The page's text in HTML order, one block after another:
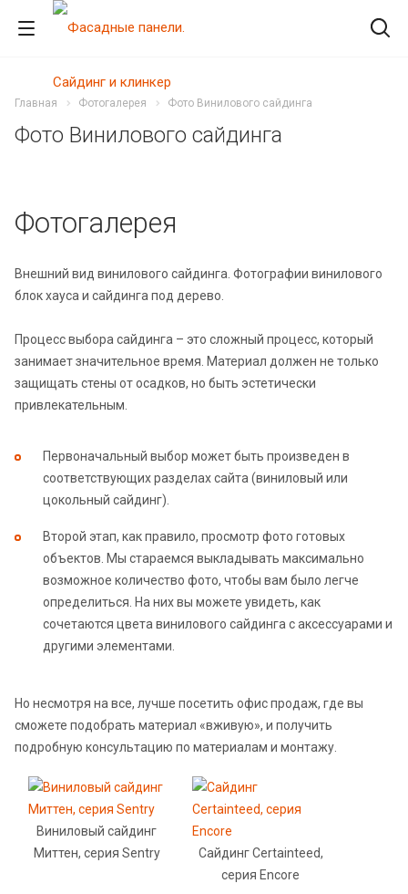
Главная Фотогалерея Фото Винилового сайдинга
Фото Винилового сайдинга
Фотогалерея
Внешний вид винилового сайдинга. Фотографии винилового
блок хауса и сайдинга под дерево.
Процесс выбора сайдинга – это сложный процесс, который
занимает значительное время. Материал должен не только
защищать стены от осадков, но быть эстетически
привлекательным.
Первоначальный выбор может быть произведен в
соответствующих разделах сайта (виниловый или
цокольный сайдинг).
Второй этап, как правило, просмотр фото готовых
объектов. Мы стараемся выкладывать максимально
возможное количество фото, чтобы вам было легче
определиться. На них вы можете увидеть, как
сочетаются цвета винилового сайдинга с аксессуарами и
другими элементами.
Но несмотря на все, лучше посетить офис продаж, где вы
сможете подобрать материал «вживую», и получить
подробную консультацию по материалам и монтажу.
Виниловый сайдинг
Миттен, серия Sentry
Сайдинг Certainteed,
серия Encore